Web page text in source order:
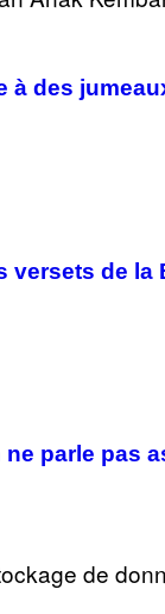
à des
de la
ne parle